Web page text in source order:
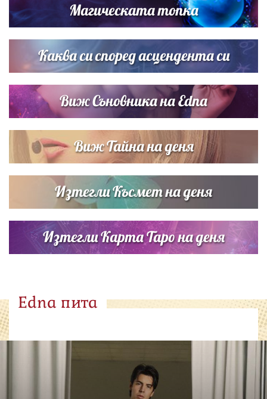
Списъкът е ясен: Джей Ло и Риана във ВИП гостите на
сватбата на Роналдо
Магическата топка
Каква си според асцендента си
Виж Съновника на Edna
Виж Тайна на деня
Изтегли Късмет на деня
Изтегли Карта Таро на деня
Edna пита